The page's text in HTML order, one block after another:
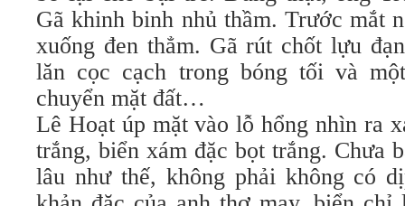
Gã khinh binh nhủ thầm. Trước mắt
xuống đen thẳm. Gã rút chốt lựu
lăn cọc cạch trong bóng tối và
chuyển mặt đất…
Lê Hoạt úp mặt vào lỗ hổng nhìn ra
trắng, biển xám đặc bọt trắng. Chưa
lâu như thế, không phải không có